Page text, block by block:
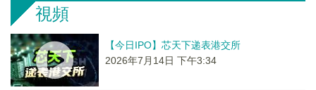
視頻
【今日IPO】芯天下递表港交所
2026年7月14日 下午3:34